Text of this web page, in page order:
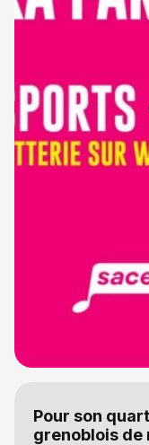
Pour son
grenoblois de